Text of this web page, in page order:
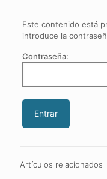
Este contenido está
introduce la
Contraseña:
Artículos relacionados